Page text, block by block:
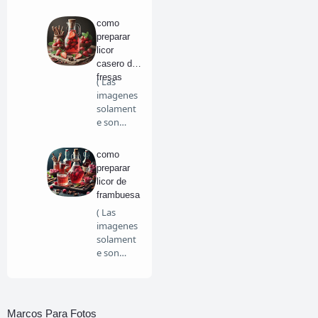
y es…
como
preparar
licor
casero de
fresas
( Las
imagenes
solament
e son
y es…
como
preparar
licor de
frambuesa
( Las
imagenes
solament
e son
Marcos Para Fotos